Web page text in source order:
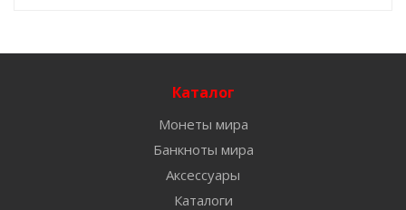
Каталог
Монеты мира
Банкноты мира
Аксессуары
Каталоги